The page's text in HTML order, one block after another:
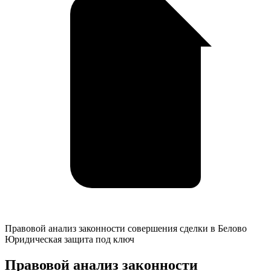
Правовой
анализ
совершения
Правовой анализ законности совершения сделки в Белово
Юридическая защита под ключ
Правовой анализ законности